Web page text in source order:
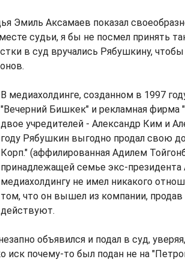
Эмиль Аксамаев показал
судьи, я бы не посмел принять
в суд вручались Рябушкину,
В медиахолдинге, созданном в 1997
"Вечерний Бишкек" и рекламная фирма
двое учредителей - Александр Ким и
году Рябушкин выгодно продал свою
Корп." (аффилированная Адилем
принадлежащей семье экс-президента
медиахолдингу не имел никакого
том, что он вышел из компании,
действуют.
объявился и подал в суд,
иск почему-то был подан не на